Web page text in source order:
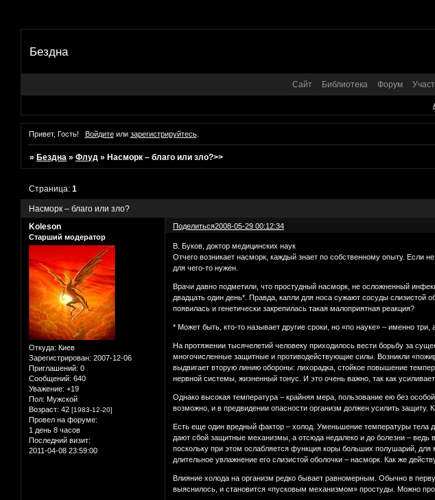
Бездна
Сайт Библиотека Форум
Привет, Гость! Войдитеили зарегистрируйтесь.
»Бездна »Флуд »Насморк – благо или зло?>>
Насморк – благо или зло?
Страница:1
Поделиться2008-05-29 00:12:34
Koleson
Старший модератор
Откуда: Киев
Зарегистрирован: 2007-12-06
Приглашений: 0
Сообщений: 640
Уважение: +19
Пол: Мужской
Возраст: 42 [1983-12-20]
Провел на форуме:
1 день 8 часов
Последний визит:
2011-04-08 23:59:00
В. Буков, доктор медицинских наук
Отчего возникает насморк, каждый знает по собственному опыту. Если
для чего-то нужен.
Врачи давно подметили, что простудный насморк, не осложненный
двадцать один день*. Правда, капли для носа сужают сосуды слизистой
появилась и генетически закрепилась такая малоприятная реакция?
* Может быть, кто-то называет другие сроки, но «по науке» – именно три,
На протяжении тысячелетий человеку приходилось вести борьбу за
многочисленные защитные и противодействующие силы. Возникли
выдвигает вторую линию обороны: лихорадка, стойкое повышение
нервной системы, жизненный тонус. И это очень важно, так как
Однако высокая температура – крайняя мера, пользование ею без
возможно, и в предвидении опасности организм должен усилить защиту.
Есть еще один вредный фактор – холод. Уменьшение температуры тела
дают сбой защитные механизмы, а отсюда недалеко и до болезни –
поскольку при этом ослабляется функция коры больших полушарий, для
длительное увлажнение его слизистой оболочки – насморк. Как же
Влияние холода на организм редко бывает равномерным. Обычно в
выяснилось, и становится «пусковым механизмом» простуды. Можно